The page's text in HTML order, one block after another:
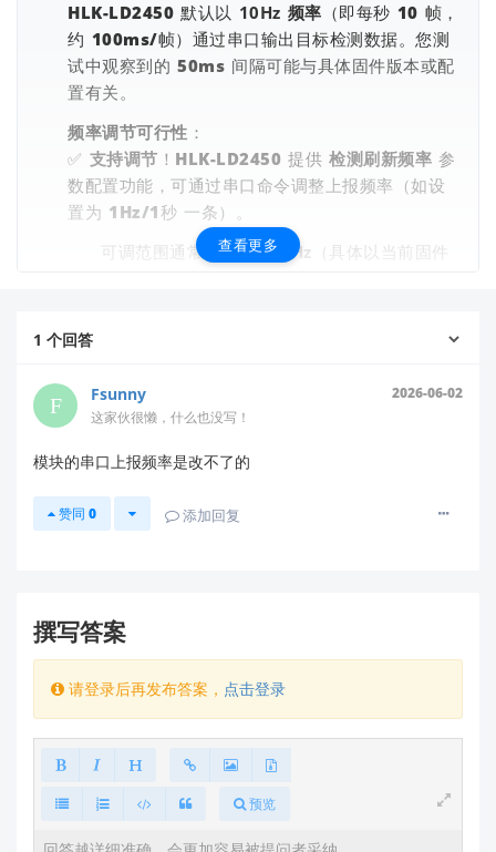
HLK-LD2450 默认以 10Hz 频率 （即每秒 10 帧，
约 100ms/帧）通过串口输出目标检测数据。您测
试中观察到的 50ms 间隔可能与具体固件版本或配
置有关。
频率调节可行性 ：
✅ 支持调节 ！HLK-LD2450 提供 检测刷新频率 参
数配置功能，可通过串口命令调整上报频率（如设
置为 1Hz/1秒 一条）。
可调范围通常为1Hz~20Hz （具体以当前固件
通过上位机工具配置（推荐）：
心
获取）：
连接模块后进入“参数配置”
查找“检测刷新频率”
通过串口命令配置
根据协议文档，需按以下流程发送指令：
具体指令格式请参考《HLK-LD2450 1T2R运动目
标检测追踪模组说明书》第4.2节（文档可在
官网下
载页
获取）
查看更多
1 个回答
Fsunny
2026-06-02
这家伙很懒，什么也没写！
模块的串口上报频率是改不了的
赞同 0 添加回复
撰写答案
请登录后再发布答案， 点击登录
预览